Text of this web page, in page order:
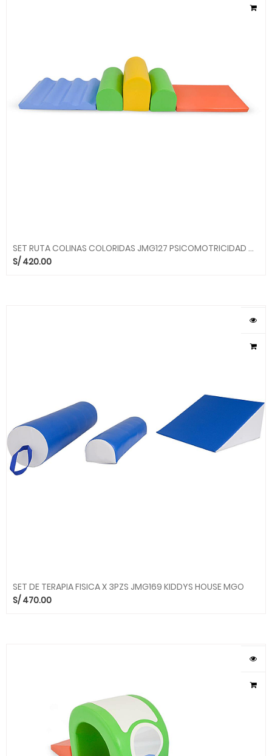
SET RUTA COLINAS COLORIDAS JMG127 PSICOMOTRICIDAD MOVILUDICOS MGO
S/420.00
SET DE TERAPIA FISICA X 3PZS JMG169 KIDDYS HOUSE MGO
S/470.00